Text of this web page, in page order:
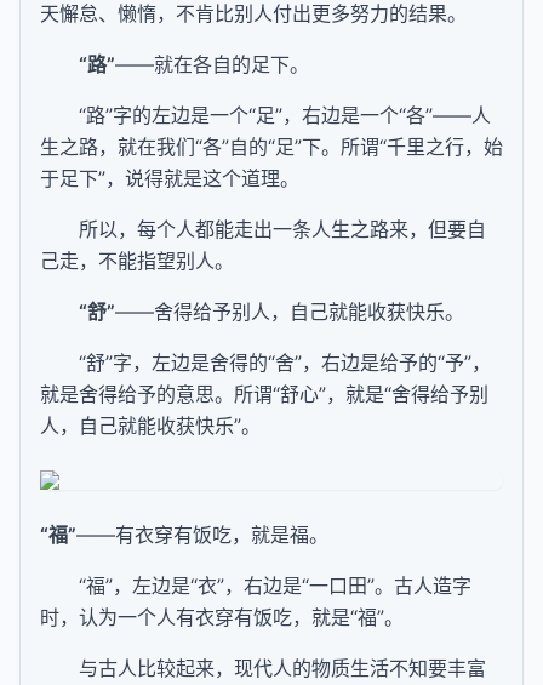
天懈怠、懒惰，不肯比别人付出更多努力的结果。
“路”——就在各自的足下。
“路”字的左边是一个“足”，右边是一个“各”——人
生之路，就在我们“各”自的“足”下。所谓“千里之行，始
于足下”，说得就是这个道理。
所以，每个人都能走出一条人生之路来，但要自
己走，不能指望别人。
“舒”——舍得给予别人，自己就能收获快乐。
“舒”字，左边是舍得的“舍”，右边是给予的“予”，
就是舍得给予的意思。所谓“舒心”，就是“舍得给予别
人，自己就能收获快乐”。
“福”——有衣穿有饭吃，就是福。
“福”，左边是“衣”，右边是“一口田”。古人造字
时，认为一个人有衣穿有饭吃，就是“福”。
与古人比较起来，现代人的物质生活不知要丰富